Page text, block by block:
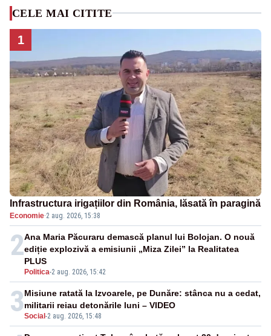
CELE MAI CITITE
1
Infrastructura irigațiilor din România, lăsată în paragină
Economie·2 aug. 2026, 15:38
2
Politica-2 aug. 2026, 15:42
Ana Maria Păcuraru demască planul lui Bolojan. O nouă
ediție explozivă a emisiunii „Miza Zilei” la Realitatea
PLUS
3Social -2 aug. 2026, 15:48
Misiune ratată la Izvoarele, pe Dunăre: stânca nu a cedat,
militarii reiau detonările luni – VIDEO